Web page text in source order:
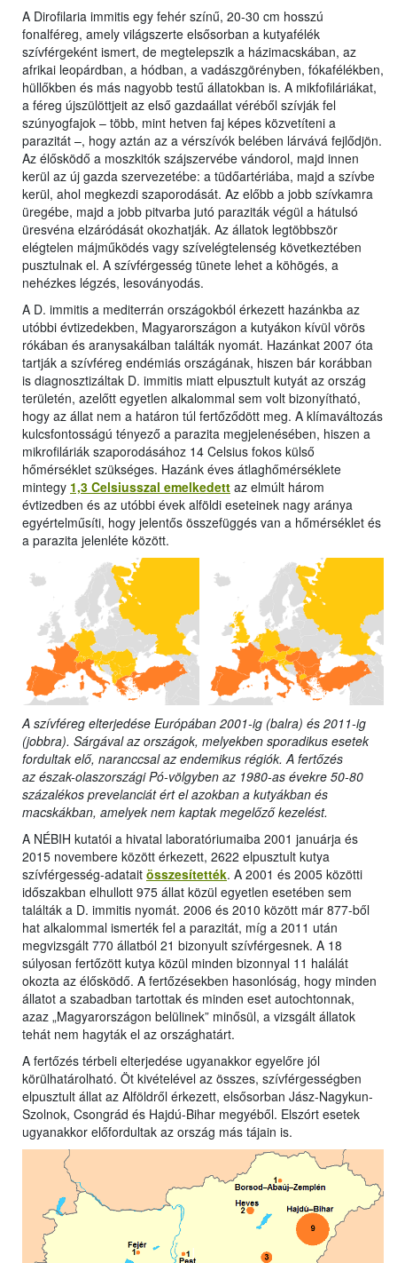
A Dirofilaria immitis egy fehér színű, 20-30 cm hosszú
fonalféreg, amely világszerte elsősorban a kutyafélék
szívférgeként ismert, de megtelepszik a házimacskában, az
afrikai leopárdban, a hódban, a vadászgörényben, fókafélékben,
hüllőkben és más nagyobb testű állatokban is. A mikfofiláriákat,
a féreg újszülöttjeit az első gazdaállat véréből szívják fel
szúnyogfajok – több, mint hetven faj képes közvetíteni a
parazitát –, hogy aztán az a vérszívók belében lárvává fejlődjön.
Az élősködő a moszkitók szájszervébe vándorol, majd innen
kerül az új gazda szervezetébe: a tüdőartériába, majd a szívbe
kerül, ahol megkezdi szaporodását. Az előbb a jobb szívkamra
üregébe, majd a jobb pitvarba jutó paraziták végül a hátulsó
üresvéna elzáródását okozhatják. Az állatok legtöbbször
elégtelen májműködés vagy szívelégtelenség következtében
pusztulnak el. A szívférgesség tünete lehet a köhögés, a
nehézkes légzés, lesoványodás.
A D. immitis a mediterrán országokból érkezett hazánkba az
utóbbi évtizedekben, Magyarországon a kutyákon kívül vörös
rókában és aranysakálban találták nyomát. Hazánkat 2007 óta
tartják a szívféreg endémiás országának, hiszen bár korábban
is diagnosztizáltak D. immitis miatt elpusztult kutyát az ország
területén, azelőtt egyetlen alkalommal sem volt bizonyítható,
hogy az állat nem a határon túl fertőződött meg. A klímaváltozás
kulcsfontosságú tényező a parazita megjelenésében, hiszen a
mikrofiláriák szaporodásához 14 Celsius fokos külső
hőmérséklet szükséges. Hazánk éves átlaghőmérséklete
mintegy 1,3 Celsiusszal emelkedett az elmúlt három
évtizedben és az utóbbi évek alföldi eseteinek nagy aránya
egyértelműsíti, hogy jelentős összefüggés van a hőmérséklet és
a parazita jelenléte között.
A szívféreg elterjedése Európában 2001-ig (balra) és 2011-ig
(jobbra). Sárgával az országok, melyekben sporadikus esetek
fordultak elő, naranccsal az endemikus régiók. A fertőzés
az észak-olaszországi Pó-völgyben az 1980-as évekre 50-80
százalékos prevelanciát ért el azokban a kutyákban és
macskákban, amelyek nem kaptak megelőző kezelést.
A NÉBIH kutatói a hivatal laboratóriumaiba 2001 januárja és
2015 novembere között érkezett, 2622 elpusztult kutya
szívférgesség-adatait összesítették. A 2001 és 2005 közötti
időszakban elhullott 975 állat közül egyetlen esetében sem
találták a D. immitis nyomát. 2006 és 2010 között már 877-ből
hat alkalommal ismerték fel a parazitát, míg a 2011 után
megvizsgált 770 állatból 21 bizonyult szívférgesnek. A 18
súlyosan fertőzött kutya közül minden bizonnyal 11 halálát
okozta az élősködő. A fertőzésekben hasonlóság, hogy minden
állatot a szabadban tartottak és minden eset autochtonnak,
azaz „Magyarországon belülinek” minősül, a vizsgált állatok
tehát nem hagyták el az országhatárt.
A fertőzés térbeli elterjedése ugyanakkor egyelőre jól
körülhatárolható. Öt kivételével az összes, szívférgességben
elpusztult állat az Alföldről érkezett, elsősorban Jász-Nagykun-
Szolnok, Csongrád és Hajdú-Bihar megyéből. Elszórt esetek
ugyanakkor előfordultak az ország más tájain is.